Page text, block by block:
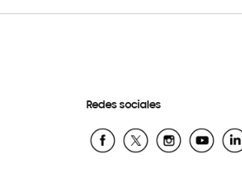
Redes sociales